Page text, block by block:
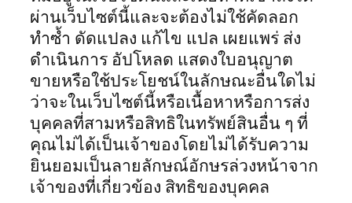
ผ่านเว็บไซต์นี้และจะต้องไม่ใช้คัดลอก
ทำซ้ำ ดัดแปลง แก้ไข แปล เผยแพร่ ส่ง
ดำเนินการ อัปโหลด แสดงใบอนุญาต
ขายหรือใช้ประโยชน์ในลักษณะอื่นใดไม่
ว่าจะในเว็บไซต์นี้หรือเนื้อหาหรือการส่ง
บุคคลที่สามหรือสิทธิในทรัพย์สินอื่น ๆ ที่
คุณไม่ได้เป็นเจ้าของโดยไม่ได้รับความ
ยินยอมเป็นลายลักษณ์อักษรล่วงหน้าจาก
เจ้าของที่เกี่ยวข้อง สิทธิของบุคคล